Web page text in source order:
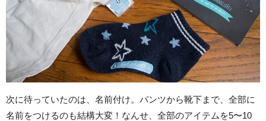
次に待っていたのは、名前付け。パンツから靴下まで、全部に
名前をつけるのも結構大変！なんせ、全部のアイテムを5〜10